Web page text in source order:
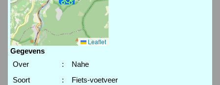
Leaflet
Gegevens
Over
:
Nahe
Soort
:
Fiets-voetveer